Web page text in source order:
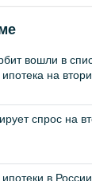
вошли в
на
спрос на
в